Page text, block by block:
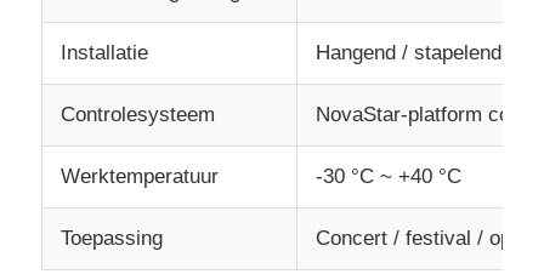
Installatie Hangend / stapelend /
Controlesysteem NovaStar-platform
Werktemperatuur -30 °C ~ +40 °C
Toepassing Concert / festival /